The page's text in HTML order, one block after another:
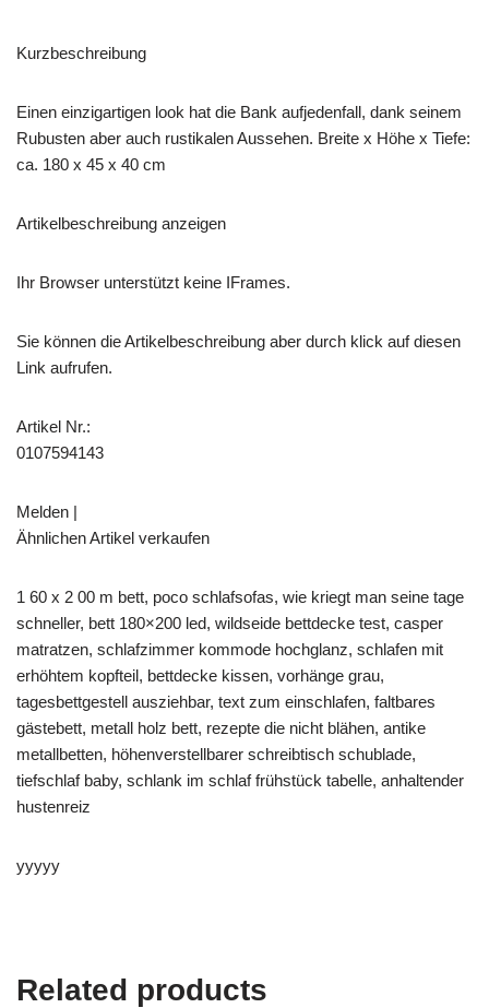
Kurzbeschreibung
Einen einzigartigen look hat die Bank aufjedenfall, dank seinem
Rubusten aber auch rustikalen Aussehen. Breite x Höhe x Tiefe:
ca. 180 x 45 x 40 cm
Artikelbeschreibung anzeigen
Ihr Browser unterstützt keine IFrames.
Sie können die Artikelbeschreibung aber durch klick auf diesen
Link aufrufen.
Artikel Nr.:
0107594143
Melden |
Ähnlichen Artikel verkaufen
1 60 x 2 00 m bett, poco schlafsofas, wie kriegt man seine tage
schneller, bett 180×200 led, wildseide bettdecke test, casper
matratzen, schlafzimmer kommode hochglanz, schlafen mit
erhöhtem kopfteil, bettdecke kissen, vorhänge grau,
tagesbettgestell ausziehbar, text zum einschlafen, faltbares
gästebett, metall holz bett, rezepte die nicht blähen, antike
metallbetten, höhenverstellbarer schreibtisch schublade,
tiefschlaf baby, schlank im schlaf frühstück tabelle, anhaltender
hustenreiz
yyyyy
Related products